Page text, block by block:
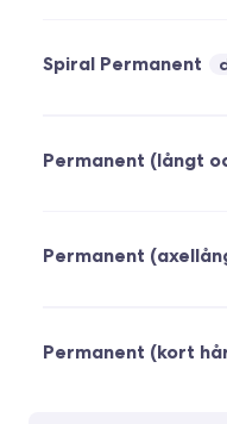
Spiral Permanent
Permanent (långt
Permanent
Permanent (kort